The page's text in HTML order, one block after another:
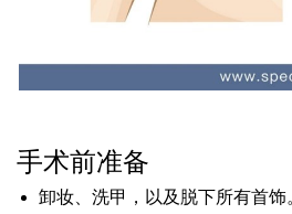
手术前准备
卸妆、洗甲，以及脱下所有首